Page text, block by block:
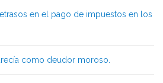
en el pago de impuestos en los
como deudor moroso.